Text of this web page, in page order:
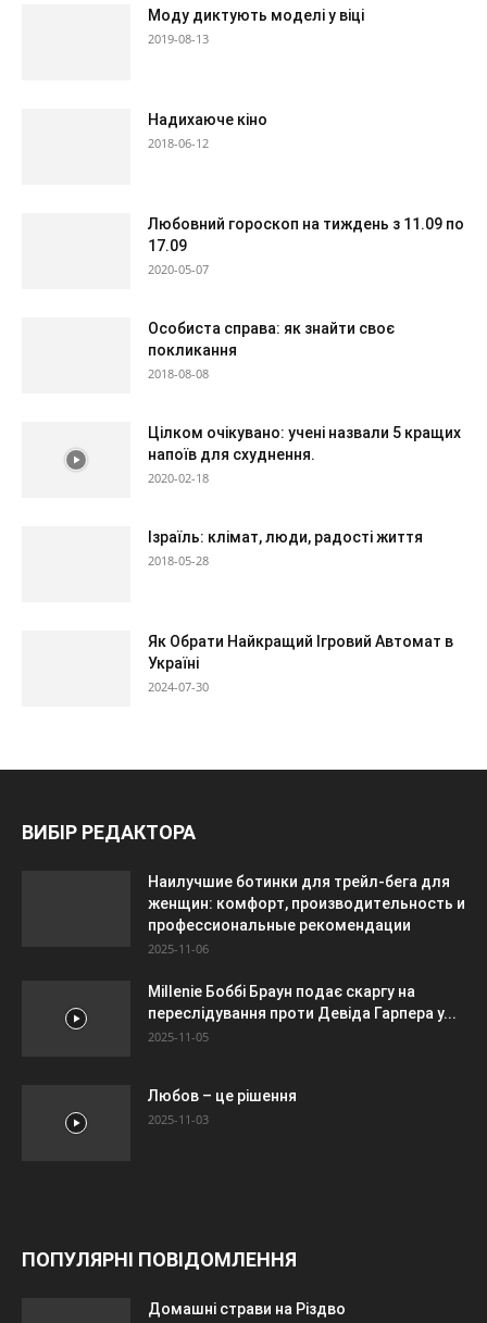
Моду диктують моделі у віці
2019-08-13
Надихаюче кіно
2018-06-12
Любовний гороскоп на тиждень з 11.09 по
17.09
2020-05-07
Особиста справа: як знайти своє
покликання
2018-08-08
Цілком очікувано: учені назвали 5 кращих
напоїв для схуднення.
2020-02-18
Ізраїль: клімат, люди, радості життя
2018-05-28
Як Обрати Найкращий Ігровий Автомат в
Україні
2024-07-30
ВИБІР РЕДАКТОРА
Наилучшие ботинки для трейл-бега для
женщин: комфорт, производительность и
профессиональные рекомендации
2025-11-06
Millenie Боббі Браун подає скаргу на
переслідування проти Девіда Гарпера у...
2025-11-05
Любов – це рішення
2025-11-03
ПОПУЛЯРНІ ПОВІДОМЛЕННЯ
Домашні страви на Різдво